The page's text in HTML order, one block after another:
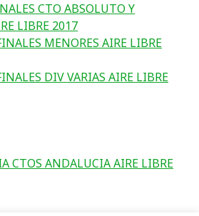
CTO ABSOLUTO Y
LIBRE 2017
MENORES AIRE LIBRE
DIV VARIAS AIRE LIBRE
CTOS ANDALUCIA AIRE LIBRE